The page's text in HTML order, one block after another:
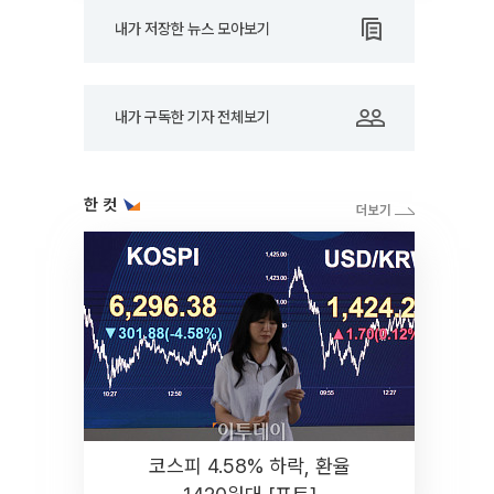
내가 저장한 뉴스 모아보기
내가 구독한 기자 전체보기
한 컷
코스피 4.58% 하락, 환율